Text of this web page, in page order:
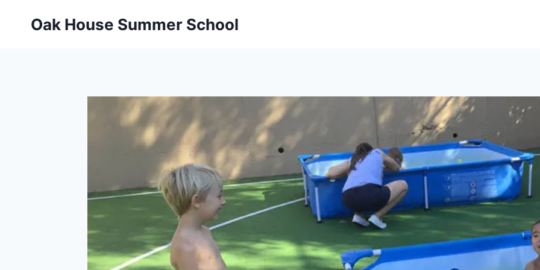
Oak House Summer School